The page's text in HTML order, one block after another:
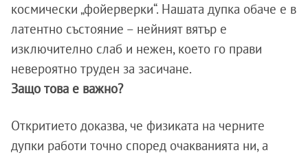
космически „фойерверки“. Нашата дупка обаче е в
латентно състояние – нейният вятър е
изключително слаб и нежен, което го прави
невероятно труден за засичане.
Защо това е важно?
Откритието доказва, че физиката на черните
дупки работи точно според очакванията ни, а